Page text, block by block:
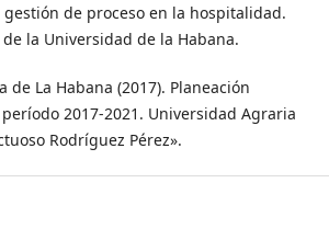
gestión de proceso en la hospitalidad.
la Universidad de la Habana.
de La Habana (2017). Planeación
2017-2021. Universidad Agraria
Rodríguez Pérez».